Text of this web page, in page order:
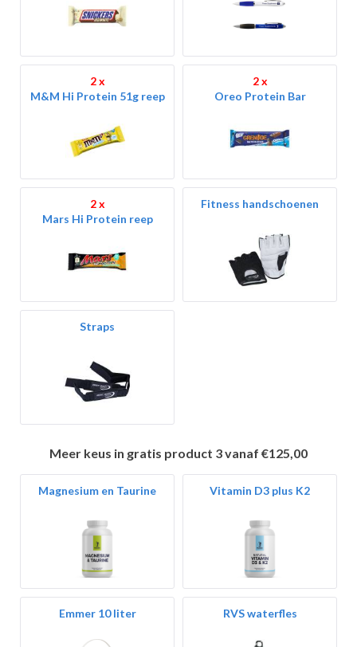
2 x
M&M Hi Protein 51g reep
2 x
Oreo Protein Bar
2 x
Mars Hi Protein reep
Fitness handschoenen
Straps
Meer keus in gratis product 3 vanaf €125,00
Magnesium en Taurine Vitamin D3 plus K2
Emmer 10 liter RVS waterfles